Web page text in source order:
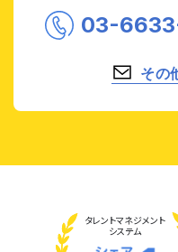
03-
その
タレントマネジメント
システム